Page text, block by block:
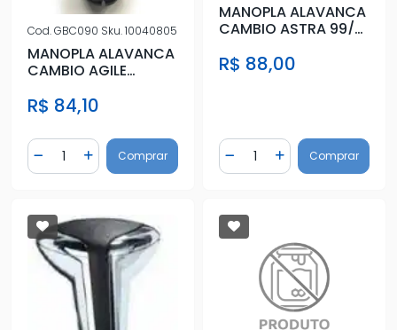
Cod.GBC090 Sku.10040805
MANOPLA ALAVANCA
CAMBIO AGILE
2015
R$ 84,10
Diminuir Quantidade
Quantidade
Adicionar Quantidade
Comprar
MANOPLA ALAVANCA
CAMBIO ASTRA 99/
R$ 88,00
Diminuir Quantidade
Quantidade
AdicionarComprar